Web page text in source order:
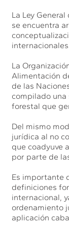
La Ley
se encuentra
La
Alimentación
de las
compilado
forestal que
Del mismo
jurídica al no
que coadyuve
por parte de
Es importante
definiciones
internacional,
ordenamiento
aplicación